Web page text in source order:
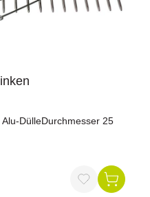
DülleDurchmesser 25
von 5 von 5 Sternen